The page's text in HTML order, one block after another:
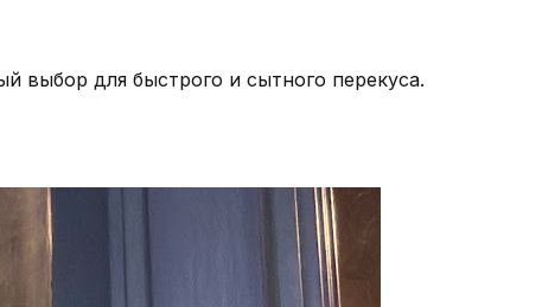
выбор для быстрого и сытного перекуса.